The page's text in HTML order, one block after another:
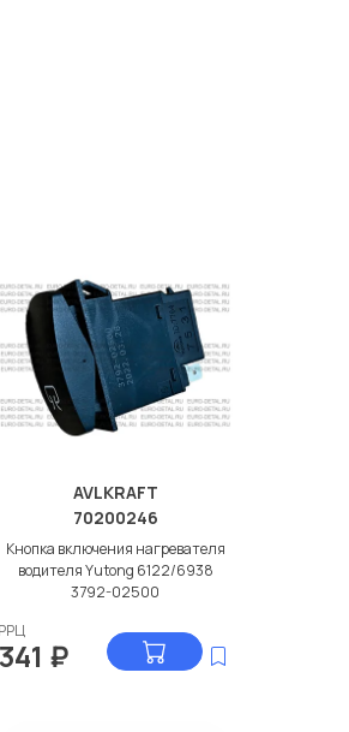
AVLKRAFT
70200246
Кнопка включения нагревателя
водителя Yutong 6122/6938
3792-02500
РРЦ
341 ₽